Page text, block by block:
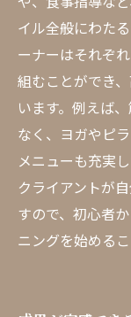
イル全般にわた
ーナーはそれぞ
組むことができ
います。例えば
なく、ヨガやピ
メニューも充実
クライアントが
すので、初心者
ニングを始めるこ